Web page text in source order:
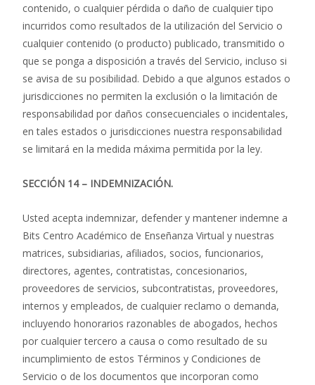
contenido, o cualquier pérdida o daño de cualquier tipo
incurridos como resultados de la utilización del Servicio o
cualquier contenido (o producto) publicado, transmitido o
que se ponga a disposición a través del Servicio, incluso si
se avisa de su posibilidad. Debido a que algunos estados o
jurisdicciones no permiten la exclusión o la limitación de
responsabilidad por daños consecuenciales o incidentales,
en tales estados o jurisdicciones nuestra responsabilidad
se limitará en la medida máxima permitida por la ley.
SECCIÓN 14 – INDEMNIZACIÓN.
Usted acepta indemnizar, defender y mantener indemne a
Bits Centro Académico de Enseñanza Virtual y nuestras
matrices, subsidiarias, afiliados, socios, funcionarios,
directores, agentes, contratistas, concesionarios,
proveedores de servicios, subcontratistas, proveedores,
internos y empleados, de cualquier reclamo o demanda,
incluyendo honorarios razonables de abogados, hechos
por cualquier tercero a causa o como resultado de su
incumplimiento de estos Términos y Condiciones de
Servicio o de los documentos que incorporan como